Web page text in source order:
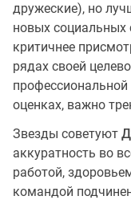
дружеские), но
новых социальных
критичнее
рядах своей
оценках, важно
Звезды советуют
аккуратность во
работой,
командой